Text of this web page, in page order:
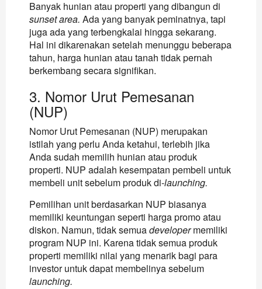
Banyak hunian atau properti yang dibangun di
sunset area. Ada yang banyak peminatnya, tapi
juga ada yang terbengkalai hingga sekarang.
Hal ini dikarenakan setelah menunggu beberapa
tahun, harga hunian atau tanah tidak pernah
berkembang secara signifikan.
3. Nomor Urut Pemesanan
(NUP)
Nomor Urut Pemesanan (NUP) merupakan
istilah yang perlu Anda ketahui, terlebih jika
Anda sudah memilih hunian atau produk
properti. NUP adalah kesempatan pembeli untuk
membeli unit sebelum produk di-launching.
Pemilihan unit berdasarkan NUP biasanya
memiliki keuntungan seperti harga promo atau
diskon. Namun, tidak semuadevelopermemiliki
program NUP ini. Karena tidak semua produk
properti memiliki nilai yang menarik bagi para
investor untuk dapat membelinya sebelum
launching.